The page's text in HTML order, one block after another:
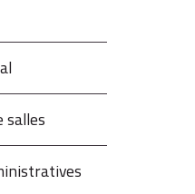
salles